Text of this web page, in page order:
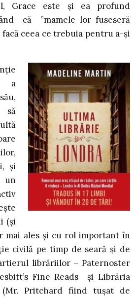
Grace este și ea profund
că ”mamele lor fuseseră
ceea ce trebuia pentru a-și
a
să
și
(și
mai ales și cu rol important în
civilă pe timp de seară și de
librăriilor – Paternoster
Fine Reads și Librăria
Pritchard fiind tușat de